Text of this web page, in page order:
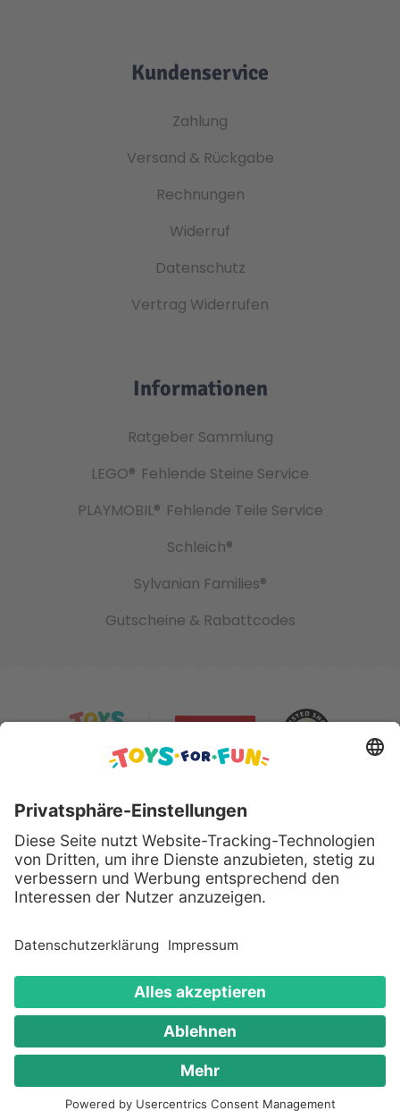
Kundenservice
Zahlung
Versand & Rückgabe
Rechnungen
Widerruf
Datenschutz
Vertrag Widerrufen
Informationen
Ratgeber Sammlung
LEGO® Fehlende Steine Service
PLAYMOBIL® Fehlende Teile Service
Schleich®
Sylvanian Families®
Gutscheine & Rabattcodes
Sicher bezahlen mit:
Alle genannten Produkte und Logos sind eingetragene
Warenzeichen der jeweiligen Hersteller.
Copyright © 2008 - 2026 Toys for Fun GmbH - Alle
Rechte vorbehalten